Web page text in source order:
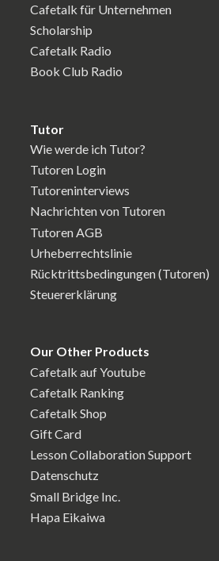
Cafetalk für Unternehmen
Scholarship
Cafetalk Radio
Book Club Radio
Tutor
Wie werde ich Tutor?
Tutoren Login
Tutoreninterviews
Nachrichten von Tutoren
Tutoren AGB
Urheberrechtslinie
Rücktrittsbedingungen (Tutoren)
Steuererklärung
Our Other Products
Cafetalk auf Youtube
Cafetalk Ranking
Cafetalk Shop
Gift Card
Lesson Collaboration Support
Datenschutz
Small Bridge Inc.
Hapa Eikaiwa